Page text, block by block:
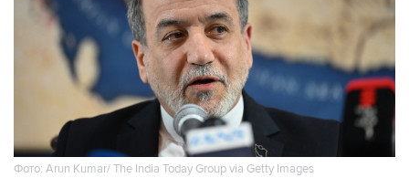
Фото: Arun Kumar/ The India Today Group via Getty Images